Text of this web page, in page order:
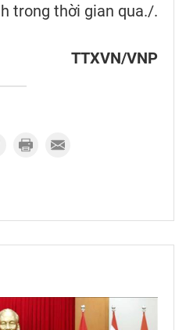
trong thời gian qua./.
TTXVN/VNP